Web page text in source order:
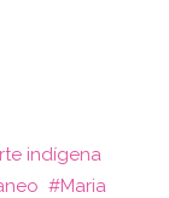
indígena
Maria